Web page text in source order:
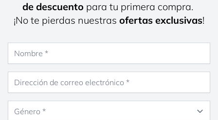
de descuento para tu primera compra.
¡No te pierdas nuestras ofertas exclusivas!